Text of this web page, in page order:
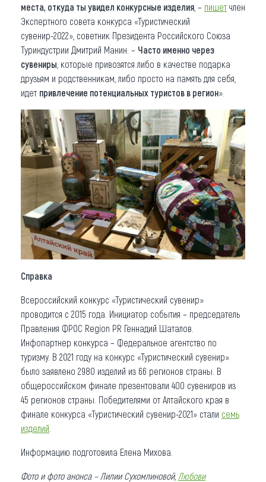
места, откуда ты увидел конкурсные изделия , – пишет член
Экспертного совета конкурса «Туристический
сувенир-2022», советник Президента Российского Союза
Туриндустрии Дмитрий Манин. – Часто именно через
сувениры , которые привозятся либо в качестве подарка
друзьям и родственникам, либо просто на память для себя,
идет привлечение потенциальных туристов в регион».
Справка
Всероссийский конкурс «Туристический сувенир»
проводится с 2015 года. Инициатор события – председатель
Правления ФРОС Region PR Геннадий Шаталов.
Инфопартнер конкурса – Федеральное агентство по
туризму. В 2021 году на конкурс «Туристический сувенир»
было заявлено 2980 изделий из 66 регионов страны. В
общероссийском финале презентовали 400 сувениров из
45 регионов страны. Победителями от Алтайского края в
финале конкурса «Туристический сувенир-2021» стали семь
изделий
Информацию подготовила Елена Михова.
Фото и фото анонса – Лилии Сухомлиновой, Любови